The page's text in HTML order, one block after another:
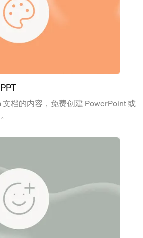
文档的内容，免费创建 PowerPoint 或